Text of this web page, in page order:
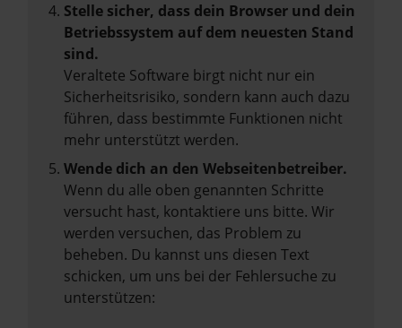
Stelle sicher, dass dein Browser und dein
Betriebssystem auf dem neuesten Stand
sind.
Veraltete Software birgt nicht nur ein
Sicherheitsrisiko, sondern kann auch dazu
führen, dass bestimmte Funktionen nicht
mehr unterstützt werden.
Wende dich an den Webseitenbetreiber.
Wenn du alle oben genannten Schritte
versucht hast, kontaktiere uns bitte. Wir
werden versuchen, das Problem zu
beheben. Du kannst uns diesen Text
schicken, um uns bei der Fehlersuche zu
unterstützen: